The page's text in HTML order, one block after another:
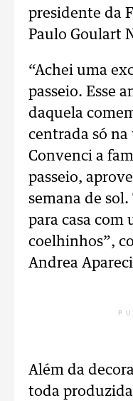
presidente da
Paulo Goulart
“Achei uma
passeio. Esse
daquela
centrada só na
Convenci a
passeio,
semana de
para casa com
coelhinhos”,
Andrea
Além da
toda